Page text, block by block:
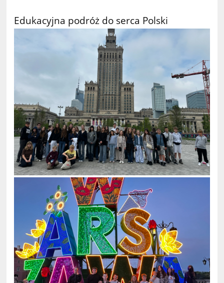
Edukacyjna podróż do serca Polski